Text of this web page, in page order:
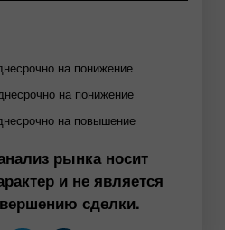
на понижение
на понижение
на повышение
рынка носит
и не является
сделки.